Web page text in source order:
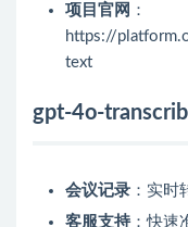
项目官网 ：
https://
text
gpt-4o-
会议记录 ：实时
客服支持：快速